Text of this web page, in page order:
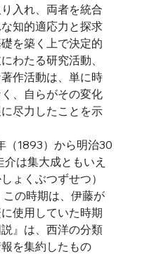
入れ、両者を統合
知的適応力と探求
を築く上で決定的
わたる研究活動、
作活動は、単に時
、自らがその変化
尽力したことを示
（1893）から明治30
は集大成ともいえ
ょくぶつずせつ）
の時期は、伊藤が
使用していた時期
』は、西洋の分類
を集約したもの